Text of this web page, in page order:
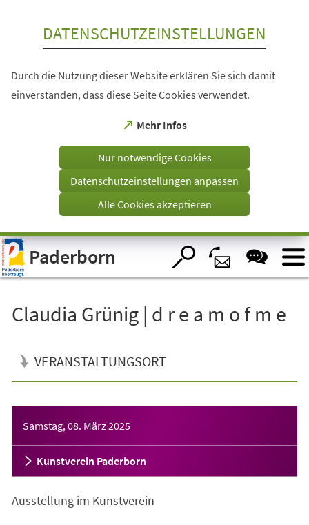
Visuelle
Assistenzsoftware
öffnen.
DATENSCHUTZEINSTELLUNGEN
Durch die Nutzung dieser Website erklären Sie sich damit
einverstanden, dass diese Seite Cookies verwendet.
Mehr Infos
(Öffnet
einem
Tab)
Nur notwendige Cookies
Datenschutzeinstellungen anpassen
Alle Cookies akzeptieren
Paderborn
Claudia Grünig | d r e a m o f m e
VERANSTALTUNGSORT
Samstag, 08. März 2025
Kunstverein Paderborn
Ausstellung im Kunstverein